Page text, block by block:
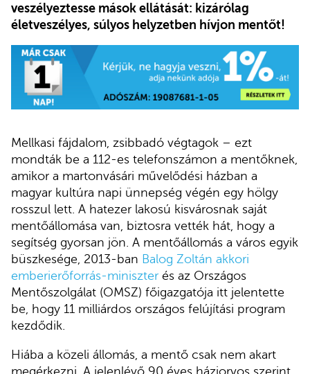
veszélyeztesse mások ellátását: kizárólag
életveszélyes, súlyos helyzetben hívjon mentőt!
Mellkasi fájdalom, zsibbadó végtagok – ezt
mondták be a 112-es telefonszámon a mentőknek,
amikor a martonvásári művelődési házban a
magyar kultúra napi ünnepség végén egy hölgy
rosszul lett. A hatezer lakosú kisvárosnak saját
mentőállomása van, biztosra vették hát, hogy a
segítség gyorsan jön. A mentőállomás a város egyik
büszkesége, 2013-ban Balog Zoltán akkori
emberierőforrás-miniszter és az Országos
Mentőszolgálat (OMSZ) főigazgatója itt jelentette
be, hogy 11 milliárdos országos felújítási program
kezdődik.
Hiába a közeli állomás, a mentő csak nem akart